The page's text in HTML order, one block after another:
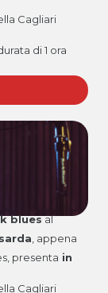
Cagliari
di 1 ora
bluesal
, appena
presenta in
Cagliari